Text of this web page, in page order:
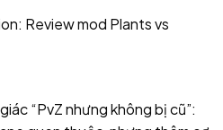
Review mod Plants vs
“PvZ nhưng không bị cũ”: